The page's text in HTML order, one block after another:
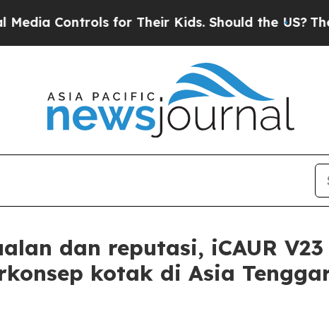
Kids. Should the US?The Pentagon Is Posting
dan reputasi, iCAUR
kotak di Asia